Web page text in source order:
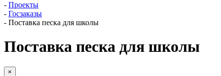
- Проекты
- Госзаказы
- Поставка песка для школы
Поставка песка для школы
×